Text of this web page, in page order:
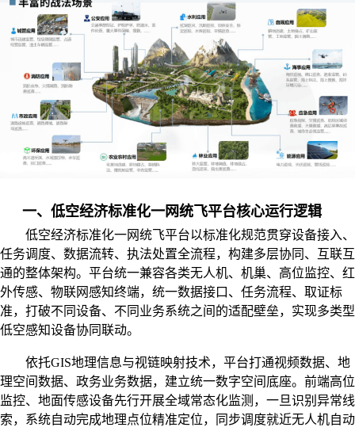
一、低空经济标准化一网统飞平台核心运行逻辑
低空经济标准化一网统飞平台以标准化规范贯穿设备接入、
任务调度、数据流转、执法处置全流程，构建多层协同、互联互
通的整体架构。平台统一兼容各类无人机、机巢、高位监控、红
外传感、物联网感知终端，统一数据接口、任务流程、取证标
准，打破不同设备、不同业务系统之间的适配壁垒，实现多类型
低空感知设备协同联动。
依托GIS地理信息与视链映射技术，平台打通视频数据、地
理空间数据、政务业务数据，建立统一数字空间底座。前端高位
监控、地面传感设备先行开展全域常态化监测，一旦识别异常线
索，系统自动完成地理点位精准定位，同步调度就近无人机自动